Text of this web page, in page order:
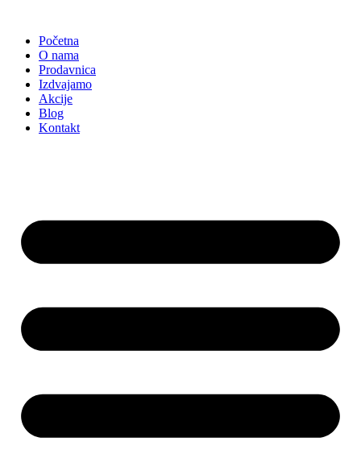
sadržajPočetna
O nama
Prodavnica
Izdvajamo
Akcije
Blog
Kontakt